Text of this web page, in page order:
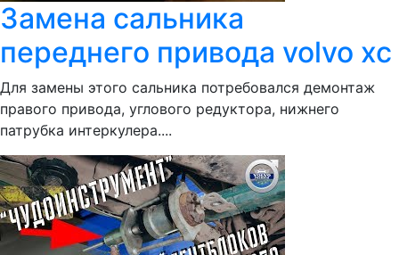
Замена сальника
переднего привода volvo xc
Для замены этого сальника потребовался демонтаж
правого привода, углового редуктора, нижнего
патрубка интеркулера....